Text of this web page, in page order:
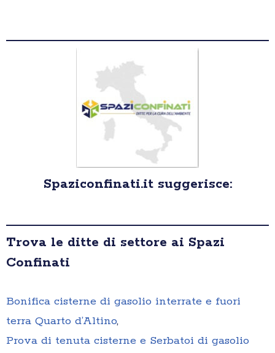
Spaziconfinati.it suggerisce:
Trova le ditte di settore ai Spazi
Confinati
Bonifica cisterne di gasolio interrate e fuori
terra Quarto d’Altino,
Prova di tenuta cisterne e Serbatoi di gasolio